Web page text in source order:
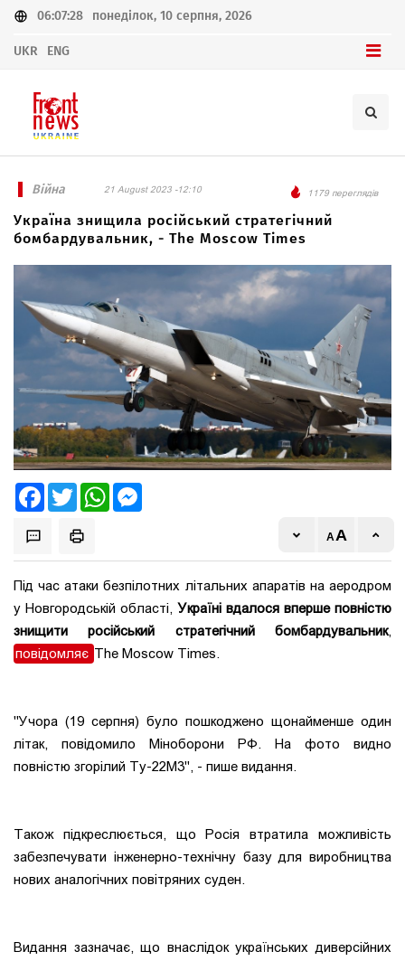
06:07:28 понеділок, 10 серпня, 2026
UKR ENG
Війна 21 August 2023 -12:10 1179 переглядів
Україна знищила російський стратегічний
бомбардувальник, - The Moscow Times
FacebookTwitter WhatsApp
Під час атаки безпілотних літальних апаратів на аеродром
у Новгородській області,Україні вдалося вперше повністю
знищити російський стратегічний бомбардувальник,
повідомляє The Moscow Times.
"Учора (19 серпня) було пошкоджено щонайменше один
літак, повідомило Міноборони РФ. На фото видно
повністю згорілий Ту-22М3", - пише видання.
Також підкреслюється, що Росія втратила можливість
забезпечувати інженерно-технічну базу для виробництва
нових аналогічних повітряних суден.
Видання зазначає, що внаслідок українських диверсійних